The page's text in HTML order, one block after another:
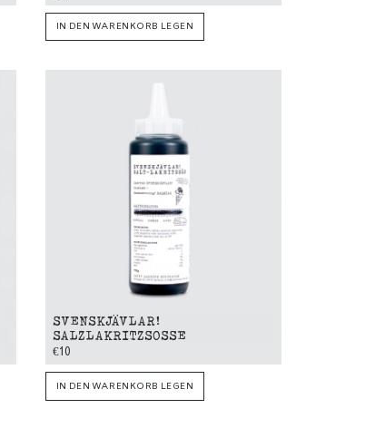
IN DEN WARENKORB LEGEN
SVENSKJÄVLAR!
SALZLAKRITZSOSSE
€10
IN DEN WARENKORB LEGEN